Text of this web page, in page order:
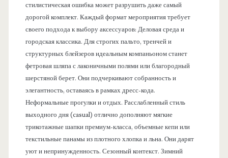
стилистическая ошибка может разрушить даже самый
дорогой комплект. Каждый формат мероприятия требует
своего подхода к выбору аксессуаров: Деловая среда и
городская классика. Для строгих пальто, тренчей и
структурных блейзеров идеальным компаньоном станет
фетровая шляпа с лаконичными полями или благородный
шерстяной берет. Они подчеркивают собранность и
элегантность, оставаясь в рамках дресс-кода.
Неформальные прогулки и отдых. Расслабленный стиль
выходного дня (casual) отлично дополняют мягкие
трикотажные шапки премиум-класса, объемные кепи или
текстильные панамы из плотного хлопка и льна. Они дарят
уют и непринужденность. Сезонный контекст. Зимний